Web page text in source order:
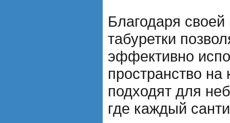
Благодаря своей
табуретки
эффективно
пространство
подходят для
где каждый